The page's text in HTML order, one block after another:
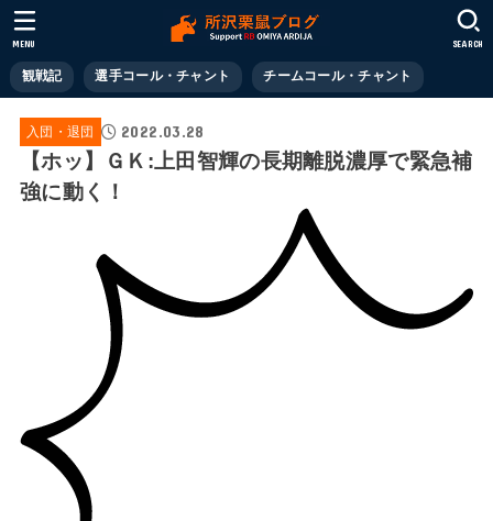
観戦記 選手コール・チャント チームコール・チャント
SEARCH
MENU
入団・退団 2022.03.28
【ホッ】ＧＫ:上田智輝の長期離脱濃厚で緊急補
強に動く！